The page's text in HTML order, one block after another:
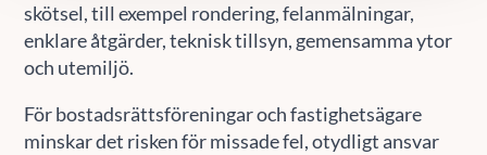
skötsel, till exempel rondering, felanmälningar,
enklare åtgärder, teknisk tillsyn, gemensamma ytor
och utemiljö.
För bostadsrättsföreningar och fastighetsägare
minskar det risken för missade fel, otydligt ansvar